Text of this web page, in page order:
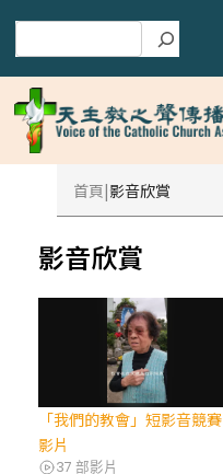
首頁 影音欣賞
影音欣賞
「我們的教會」短影音競賽
影片
37 部影片